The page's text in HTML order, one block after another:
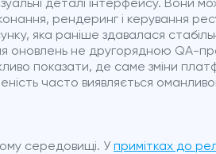
деталі інтерфейсу. Вони
рендеринг і керування
яка раніше здавалася
оновлень не другорядною QA-
показати, де саме зміни
часто виявляється
середовищі. У примітках до